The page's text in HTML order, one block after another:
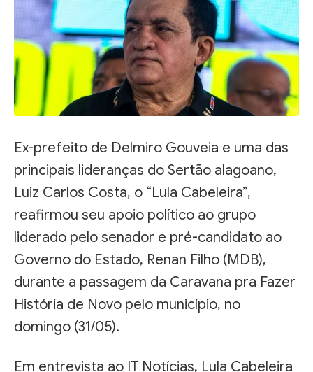
Ex-prefeito de Delmiro Gouveia e uma das
principais lideranças do Sertão alagoano,
Luiz Carlos Costa, o “Lula Cabeleira”,
reafirmou seu apoio político ao grupo
liderado pelo senador e pré-candidato ao
Governo do Estado, Renan Filho (MDB),
durante a passagem da Caravana pra Fazer
História de Novo pelo município, no
domingo (31/05).
Em entrevista ao IT Notícias, Lula Cabeleira